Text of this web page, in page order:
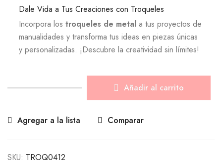
Dale Vida a Tus Creaciones con Troqueles
Incorpora los troqueles de metal a tus proyectos de
manualidades y transforma tus ideas en piezas únicas
y personalizadas. ¡Descubre la creatividad sin límites!
Añadir al carrito
Agregar a la lista Comparar
SKU: TROQ0412